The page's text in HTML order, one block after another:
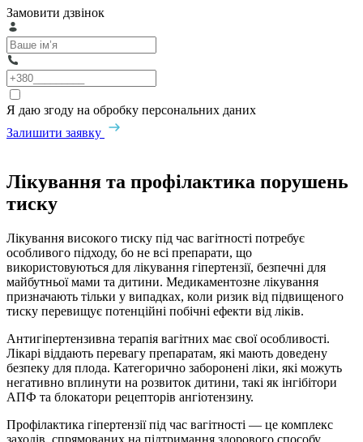
Замовити дзвінок
Я даю згоду на обробку персональних даних
Залишити заявку
Лікування та профілактика порушень
тиску
Лікування високого тиску під час вагітності потребує
особливого підходу, бо не всі препарати, що
використовуються для лікування гіпертензії, безпечні для
майбутньої мами та дитини. Медикаментозне лікування
призначають тільки у випадках, коли ризик від підвищеного
тиску перевищує потенційні побічні ефекти від ліків.
Антигіпертензивна терапія вагітних має свої особливості.
Лікарі віддають перевагу препаратам, які мають доведену
безпеку для плода. Категорично заборонені ліки, які можуть
негативно вплинути на розвиток дитини, такі як інгібітори
АПФ та блокатори рецепторів ангіотензину.
Профілактика гіпертензії під час вагітності — це комплекс
заходів, спрямованих на підтримання здорового способу